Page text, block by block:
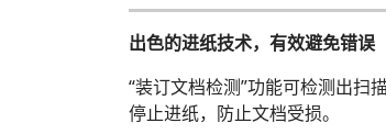
出色的进纸技术，有效避免错误
“装订文档检测”功能可检测出扫
停止进纸，防止文档受损。